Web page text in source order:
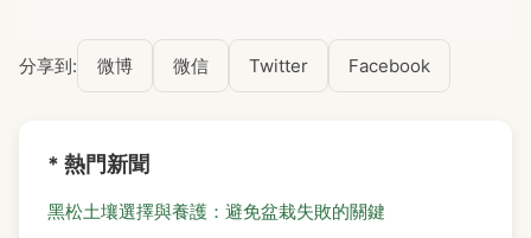
分享到: 微博 微信 Twitter Facebook
* 熱門新聞
黑松土壤選擇與養護：避免盆栽失敗的關鍵